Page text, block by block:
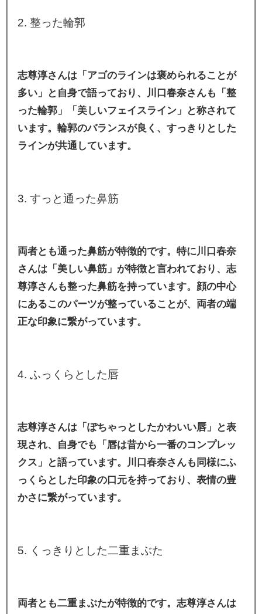
2. 整った輪郭
志尊淳さんは「アゴのラインは褒められることが
多い」と自身で語っており、川口春奈さんも「整
った輪郭」「美しいフェイスライン」と称されて
います。輪郭のバランスが良く、すっきりとした
ラインが共通しています。
3. すっと通った鼻筋
両者とも通った鼻筋が特徴的です。特に川口春奈
さんは「美しい鼻筋」が特徴と言われており、志
尊淳さんも整った鼻筋を持っています。顔の中心
にあるこのパーツが整っていることが、両者の端
正な印象に繋がっています。
4. ふっくらとした唇
志尊淳さんは「ぽちゃっとしたかわいい唇」と表
現され、自身でも「唇は昔から一番のコンプレッ
クス」と語っています。川口春奈さんも同様にふ
っくらとした印象の口元を持っており、表情の豊
かさに繋がっています。
5. くっきりとした二重まぶた
両者とも二重まぶたが特徴的です。志尊淳さんは